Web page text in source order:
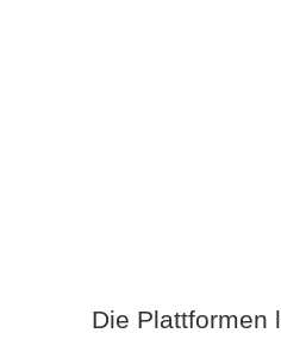
Die Plattformen